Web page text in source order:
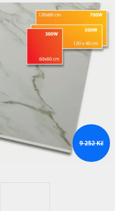
9 252 Kč